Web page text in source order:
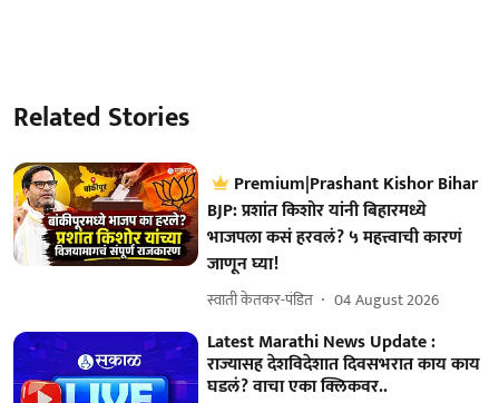
Related Stories
Premium|Prashant Kishor Bihar
BJP: प्रशांत किशोर यांनी बिहारमध्ये
भाजपला कसं हरवलं? ५ महत्त्वाची कारणं
जाणून घ्या!
स्वाती केतकर-पंडित 04 August 2026
Latest Marathi News Update :
राज्यासह देशविदेशात दिवसभरात काय काय
घडलं? वाचा एका क्लिकवर..